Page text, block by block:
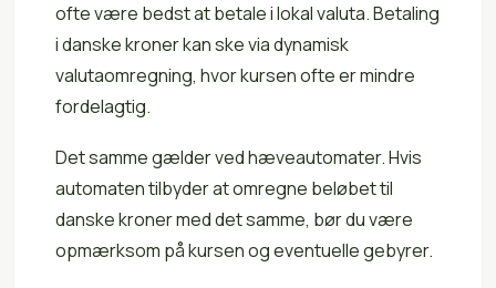
ofte være bedst at betale i lokal valuta. Betaling
i danske kroner kan ske via dynamisk
valutaomregning, hvor kursen ofte er mindre
fordelagtig.
Det samme gælder ved hæveautomater. Hvis
automaten tilbyder at omregne beløbet til
danske kroner med det samme, bør du være
opmærksom på kursen og eventuelle gebyrer.